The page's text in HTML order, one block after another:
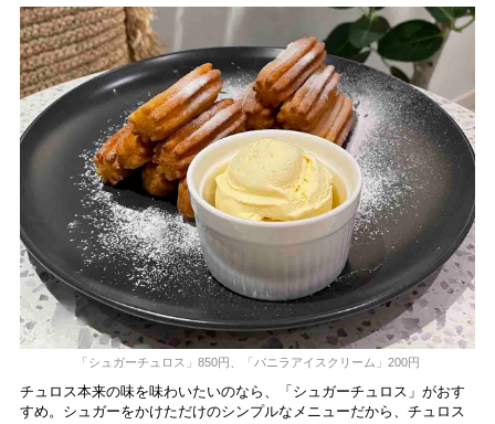
「シュガーチュロス」850円、「バニラアイスクリーム」200円
チュロス本来の味を味わいたいのなら、「シュガーチュロス」がおす
すめ。シュガーをかけただけのシンプルなメニューだから、チュロス